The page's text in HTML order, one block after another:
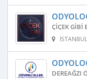
ÇIÇEK GIBI
DEREAĞZI